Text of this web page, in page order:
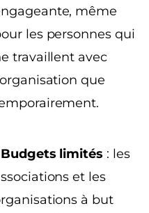
même
les personnes qui
travaillent avec
que
Budgets limités : les
et les
à but